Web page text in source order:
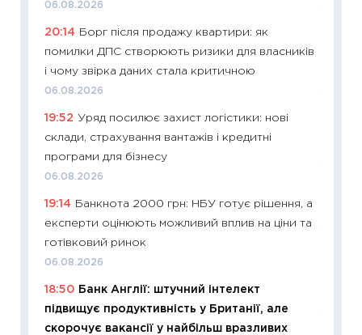
06.08.2026
20:14
Борг після продажу квартири: як
помилки ДПС створюють ризики для власників
і чому звірка даних стала критичною
06.08.2026
19:52 Уряд посилює захист логістики: нові
склади, страхування вантажів і кредитні
програми для бізнесу
06.08.2026
19:14
Банкнота 2000 грн: НБУ готує рішення, а
експерти оцінюють можливий вплив на ціни та
готівковий ринок
06.08.2026
18:50 Банк Англії: штучний інтелект
підвищує продуктивність у Британії, але
скорочує вакансії у найбільш вразливих